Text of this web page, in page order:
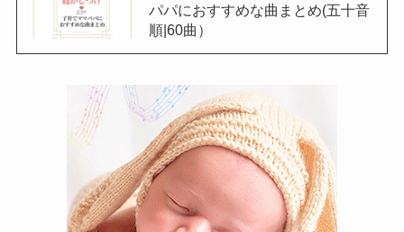
パパにおすすめな曲まとめ(五十音
順|60曲）